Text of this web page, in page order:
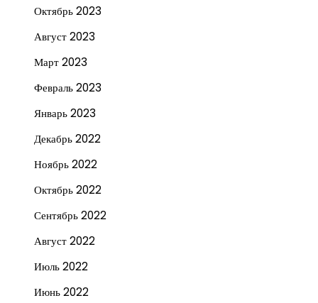
Октябрь 2023
Август 2023
Март 2023
Февраль 2023
Январь 2023
Декабрь 2022
Ноябрь 2022
Октябрь 2022
Сентябрь 2022
Август 2022
Июль 2022
Июнь 2022